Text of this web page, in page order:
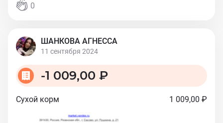
0
ШАНКОВА АГНЕССА
11 сентября 2024
-1 009,00 ₽
Сухой корм 1 009,00 ₽